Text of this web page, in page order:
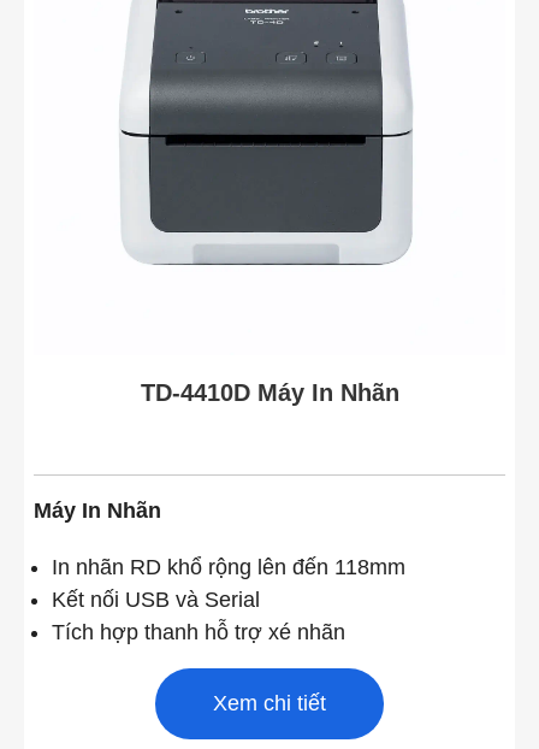
TD-4410D Máy In Nhãn
Máy In Nhãn
In nhãn RD khổ rộng lên đến 118mm
Kết nối USB và Serial
Tích hợp thanh hỗ trợ xé nhãn
Xem chi tiết